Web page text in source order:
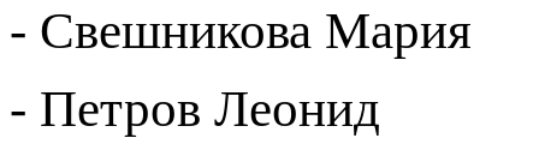
- Свешникова Мария
- Петров Леонид